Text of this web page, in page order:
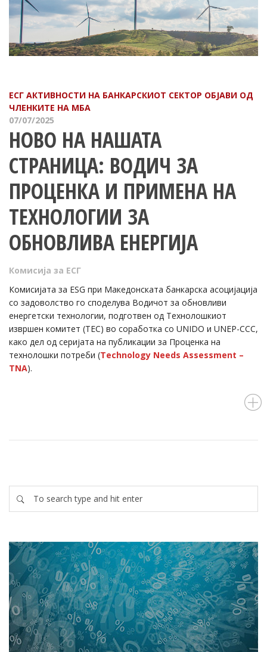
ЕСГ АКТИВНОСТИ НА БАНКАРСКИОТ СЕКТОР ОБЈАВИ ОД
ЧЛЕНКИТЕ НА МБА
07/07/2025
НОВО НА НАШАТА
СТРАНИЦА: ВОДИЧ ЗА
ПРОЦЕНКА И ПРИМЕНА НА
ТЕХНОЛОГИИ ЗА
ОБНОВЛИВА ЕНЕРГИЈА
Комисија за ЕСГ
Комисијата за ESG при Македонската банкарска асоцијација
со задоволство го споделува Водичот за обновливи
енергетски технологии, подготвен од Технолошкиот
извршен комитет (TEC) во соработка со UNIDO и UNEP-CCC,
како дел од серијата на публикации за Проценка на
технолошки потреби (Technology Needs Assessment –
TNA).